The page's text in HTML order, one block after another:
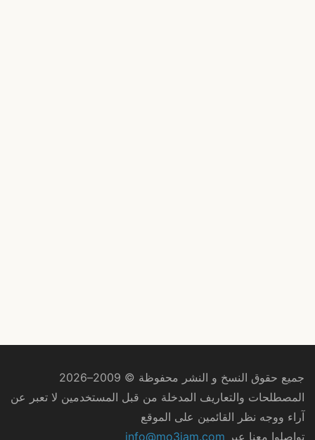
جميع حقوق النسخ و النشر محفوظة © 2009–2026
المصطلحات والتعاريف المدخلة من قبل المستخدمين لا تعبر عن
آراء ووجه نظر القائمين على الموقع
تواصلوا معنا عبر info@mo3jam.com